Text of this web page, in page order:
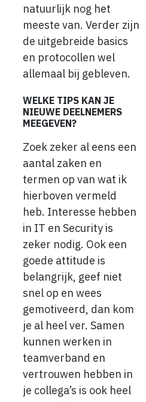
natuurlijk nog het
meeste van. Verder zijn
de uitgebreide basics
en protocollen wel
allemaal bij gebleven.
WELKE TIPS KAN JE
NIEUWE DEELNEMERS
MEEGEVEN?
Zoek zeker al eens een
aantal zaken en
termen op van wat ik
hierboven vermeld
heb. Interesse hebben
in IT en Security is
zeker nodig. Ook een
goede attitude is
belangrijk, geef niet
snel op en wees
gemotiveerd, dan kom
je al heel ver. Samen
kunnen werken in
teamverband en
vertrouwen hebben in
je collega’s is ook heel